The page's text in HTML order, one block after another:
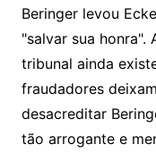
Beringer levou
"salvar sua honra".
tribunal ainda
fraudadores
desacreditar
tão arrogante e